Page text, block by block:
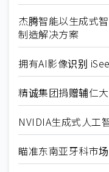
杰腾智能以生成式
制造解决方案
拥有AI影像识别
精诚集团捐赠辅仁
NVIDIA生成式人工
瞄准东南亚牙科市